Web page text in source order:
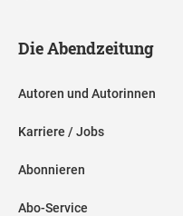
Die Abendzeitung
Autoren und Autorinnen
Karriere / Jobs
Abonnieren
Abo-Service